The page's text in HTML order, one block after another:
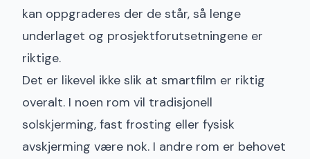
kan oppgraderes der de står, så lenge
underlaget og prosjektforutsetningene er
riktige.
Det er likevel ikke slik at smartfilm er riktig
overalt. I noen rom vil tradisjonell
solskjerming, fast frosting eller fysisk
avskjerming være nok. I andre rom er behovet